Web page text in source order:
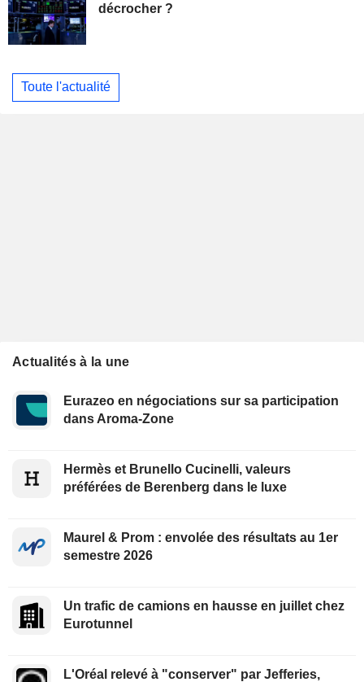
décrocher ?
Toute l'actualité
Actualités à la une
Eurazeo en négociations sur sa participation
dans Aroma-Zone
Hermès et Brunello Cucinelli, valeurs
préférées de Berenberg dans le luxe
Maurel & Prom : envolée des résultats au 1er
semestre 2026
Un trafic de camions en hausse en juillet chez
Eurotunnel
L'Oréal relevé à "conserver" par Jefferies,